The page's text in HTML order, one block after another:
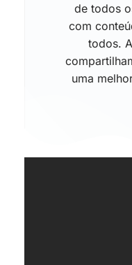
de todos
com
todos.
uma